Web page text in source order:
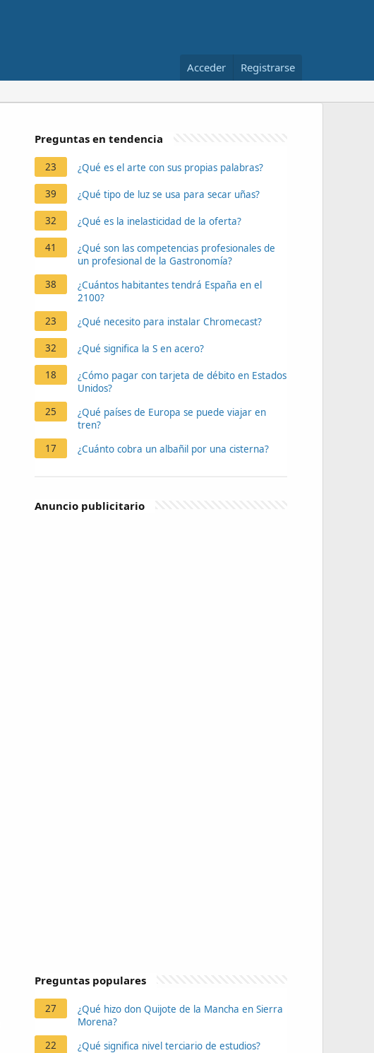
Acceder Registrarse
Preguntas en tendencia
23 ¿Qué es el arte con sus propias palabras?
39 ¿Qué tipo de luz se usa para secar uñas?
32 ¿Qué es la inelasticidad de la oferta?
41
¿Qué son las competencias profesionales de
un profesional de la Gastronomía?
38
¿Cuántos habitantes tendrá España en el
2100?
23
¿Qué necesito para instalar Chromecast?
32 ¿Qué significa la S en acero?
18
¿Cómo pagar con tarjeta de débito en Estados
Unidos?
25
¿Qué países de Europa se puede viajar en
tren?
17
¿Cuánto cobra un albañil por una cisterna?
Anuncio publicitario
Preguntas populares
27
¿Qué hizo don Quijote de la Mancha en Sierra
Morena?
22
¿Qué significa nivel terciario de estudios?